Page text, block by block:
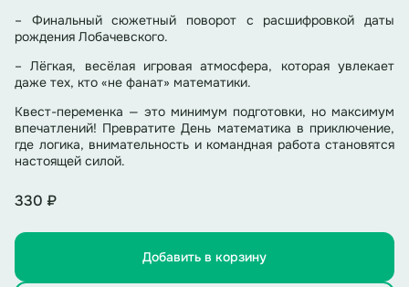
– Финальный сюжетный поворот с расшифровкой даты
рождения Лобачевского.
– Лёгкая, весёлая игровая атмосфера, которая увлекает
даже тех, кто «не фанат» математики.
Квест-переменка — это минимум подготовки, но максимум
впечатлений! Превратите День математика в приключение,
где логика, внимательность и командная работа становятся
настоящей силой.
330 ₽
Добавить в корзину